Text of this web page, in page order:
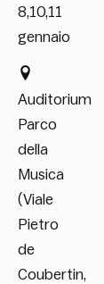
8,10,11
gennaio
Auditorium
Parco
della
Musica
(Viale
Pietro
de
Coubertin,